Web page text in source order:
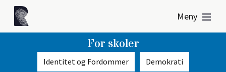
Meny
For skoler
Identitet og Fordommer Demokrati